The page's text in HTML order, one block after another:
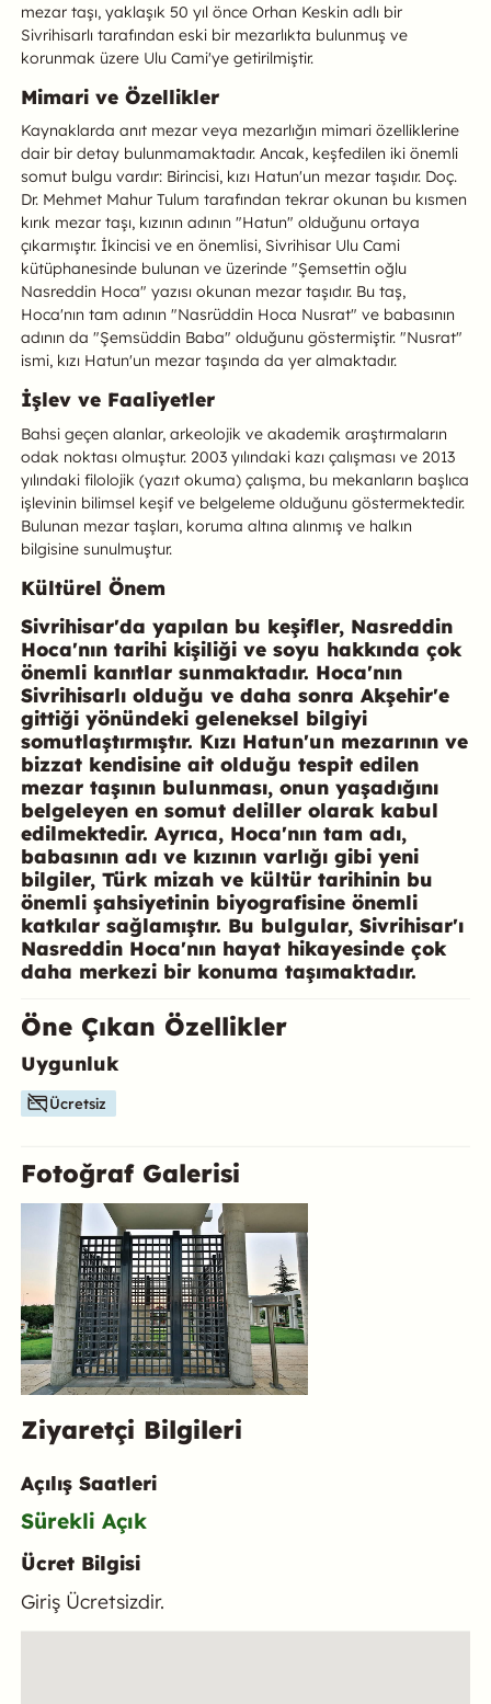
mezar taşı, yaklaşık 50 yıl önce Orhan Keskin adlı bir
Sivrihisarlı tarafından eski bir mezarlıkta bulunmuş ve
korunmak üzere Ulu Cami'ye getirilmiştir.
Mimari ve Özellikler
Kaynaklarda anıt mezar veya mezarlığın mimari özelliklerine
dair bir detay bulunmamaktadır. Ancak, keşfedilen iki önemli
somut bulgu vardır: Birincisi, kızı Hatun'un mezar taşıdır. Doç.
Dr. Mehmet Mahur Tulum tarafından tekrar okunan bu kısmen
kırık mezar taşı, kızının adının "Hatun" olduğunu ortaya
çıkarmıştır. İkincisi ve en önemlisi, Sivrihisar Ulu Cami
kütüphanesinde bulunan ve üzerinde "Şemsettin oğlu
Nasreddin Hoca" yazısı okunan mezar taşıdır. Bu taş,
Hoca'nın tam adının "Nasrüddin Hoca Nusrat" ve babasının
adının da "Şemsüddin Baba" olduğunu göstermiştir. "Nusrat"
ismi, kızı Hatun'un mezar taşında da yer almaktadır.
İşlev ve Faaliyetler
Bahsi geçen alanlar, arkeolojik ve akademik araştırmaların
odak noktası olmuştur. 2003 yılındaki kazı çalışması ve 2013
yılındaki filolojik (yazıt okuma) çalışma, bu mekanların başlıca
işlevinin bilimsel keşif ve belgeleme olduğunu göstermektedir.
Bulunan mezar taşları, koruma altına alınmış ve halkın
bilgisine sunulmuştur.
Kültürel Önem
Sivrihisar'da yapılan bu keşifler, Nasreddin
Hoca'nın tarihi kişiliği ve soyu hakkında çok
önemli kanıtlar sunmaktadır. Hoca'nın
Sivrihisarlı olduğu ve daha sonra Akşehir'e
gittiği yönündeki geleneksel bilgiyi
somutlaştırmıştır. Kızı Hatun'un mezarının ve
bizzat kendisine ait olduğu tespit edilen
mezar taşının bulunması, onun yaşadığını
belgeleyen en somut deliller olarak kabul
edilmektedir. Ayrıca, Hoca'nın tam adı,
babasının adı ve kızının varlığı gibi yeni
bilgiler, Türk mizah ve kültür tarihinin bu
önemli şahsiyetinin biyografisine önemli
katkılar sağlamıştır. Bu bulgular, Sivrihisar'ı
Nasreddin Hoca'nın hayat hikayesinde çok
daha merkezi bir konuma taşımaktadır.
Öne Çıkan Özellikler
Bu mekanın öne çıkan özelliklerini aşağıda bulabilirsiniz.
Uygunluk
Ücretsiz
Fotoğraf Galerisi
Ziyaretçi Bilgileri
Açılış Saatleri
Sürekli Açık
Ücret Bilgisi
Giriş Ücretsizdir.